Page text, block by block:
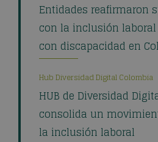
Entidades reafirmaron
con la inclusión laboral
con discapacidad en
Hub Diversidad Digital Colombia
HUB de Diversidad
consolida un
la inclusión laboral